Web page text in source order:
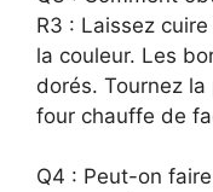
R3 : Laissez
la couleur. Les
dorés. Tournez
four chauffe de
Q4 : Peut-on